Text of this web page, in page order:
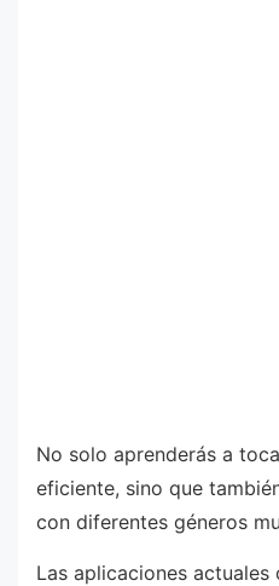
No solo aprenderás a
eficiente, sino que
con diferentes géneros
Las aplicaciones actuales